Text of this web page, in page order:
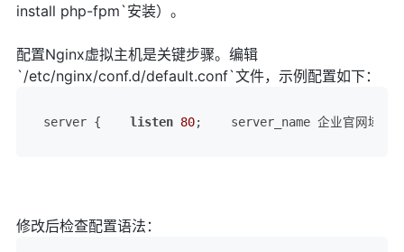
install php-fpm`安装）。
配置Nginx虚拟主机是关键步骤。编辑
`/etc/nginx/conf.d/default.conf`文件，示例配置如下：
server { listen 80;    server_name 企业官网
修改后检查配置语法：